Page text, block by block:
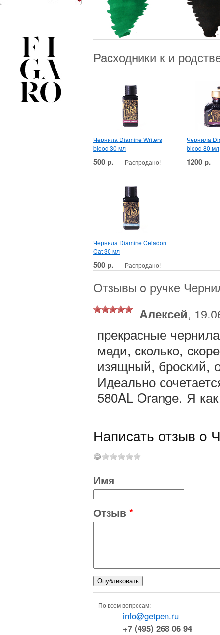
Расходники к и
Чернила Diamine Writers
blood 30 мл
500 р. Распродано!
Чернила
blood 80 мл
1200 р.
Чернила Diamine Celadon
Cat 30 мл
500 р. Распродано!
Отзывы o ручке
Алексей,
прекрасные
меди, сколько,
изящный, броский,
Идеально
580AL Orange. Я
Написать отзыв o
Имя
Отзыв *
По всем вопросам:
info@getpen.ru
+7 (495) 268 06 94